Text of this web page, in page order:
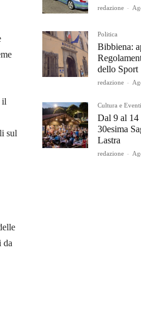
il
sul
da
redazione -
Politica
Bibbiena:
dello Sport
redazione -
Cultura e Eventi
Dal 9 al 14
30esima
Lastra
redazione -